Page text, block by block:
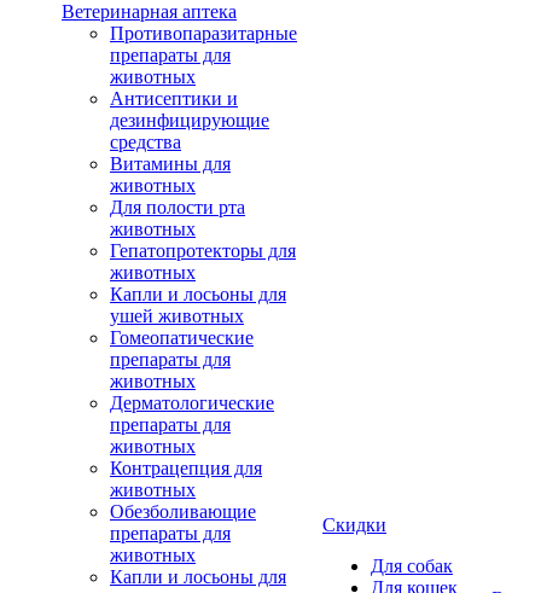
Ветеринарная аптека
Противопаразитарные
препараты для
животных
Антисептики и
дезинфицирующие
средства
Витамины для
животных
Для полости рта
животных
Гепатопротекторы для
животных
Капли и лосьоны для
ушей животных
Гомеопатические
препараты для
животных
Дерматологические
препараты для
животных
Контрацепция для
животных
Обезболивающие
препараты для
животных
Капли и лосьоны для
Скидки
Для собак
Для кошек